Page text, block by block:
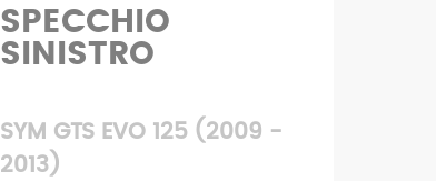
SPECCHIO
SINISTRO
SYM GTS EVO 125 (2009 -
2013)